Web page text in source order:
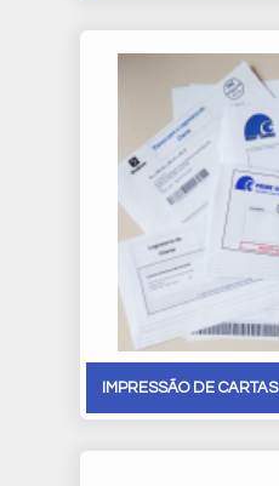
IMPRESSÃO DE